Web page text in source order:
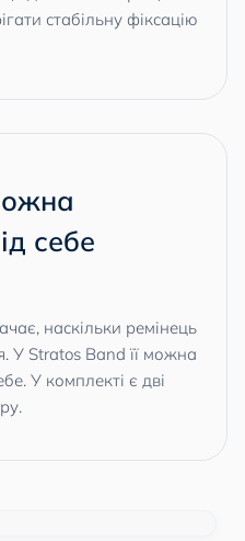
стабільну фіксацію
себе
наскільки ремінець
У Stratos Band її можна
У комплекті є дві